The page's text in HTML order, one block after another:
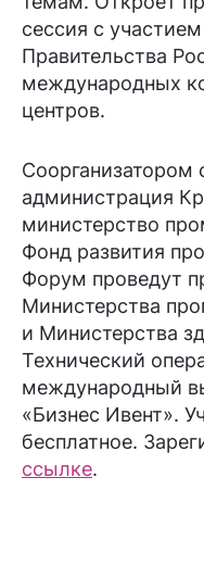
сессия с
Правительства
международных
центров.
Соорганизатором
администрация
министерство
Фонд развития
Форум проведут
Министерства
и Министерства
Технический
международный
«Бизнес Ивент».
бесплатное.
ссылке.